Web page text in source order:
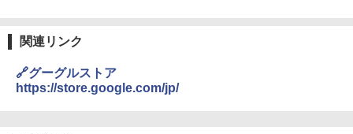
関連リンク
🔗グーグルストア
https://store.google.com/jp/